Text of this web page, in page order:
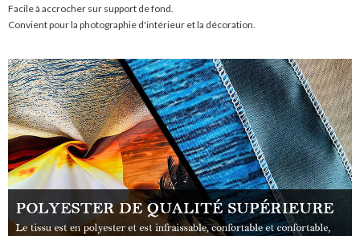
Facile à accrocher sur support de fond.
Convient pour la photographie d'intérieur et la décoration.